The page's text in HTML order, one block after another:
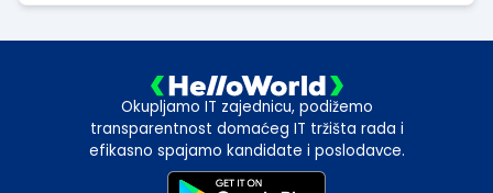
Okupljamo IT zajednicu, podižemo
transparentnost domaćeg IT tržišta rada i
efikasno spajamo kandidate i poslodavce.